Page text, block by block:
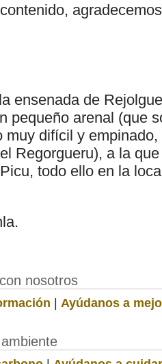
ensenada de
pequeño arenal (que
difícil y
Regorgueru), a la
todo ello en la
nosotros
| Ayúdanos a